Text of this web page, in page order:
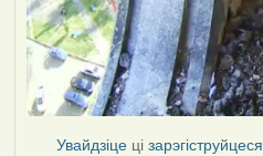
Увайдзіце цізарэгіструйцеся